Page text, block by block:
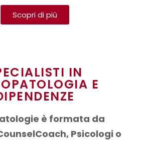
Scopri di più
IN
E
è formata da
Psicologi o